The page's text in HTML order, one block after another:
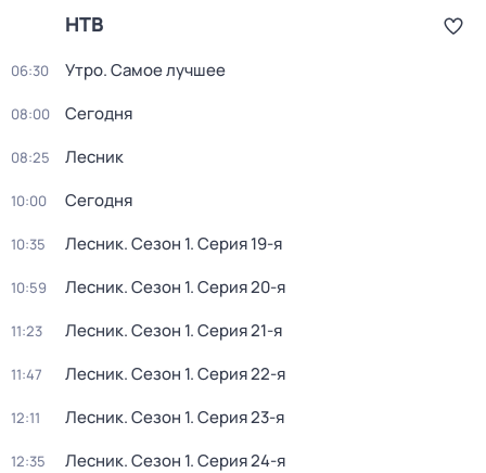
НТВ
06:30 Утро. Самое лучшее
08:00 Сегодня
08:25 Лесник
10:00 Сегодня
10:35 Лесник. Сезон 1. Серия 19-я
10:59 Лесник. Сезон 1. Серия 20-я
11:23 Лесник. Сезон 1. Серия 21-я
11:47 Лесник. Сезон 1. Серия 22-я
12:11 Лесник. Сезон 1. Серия 23-я
12:35 Лесник. Сезон 1. Серия 24-я